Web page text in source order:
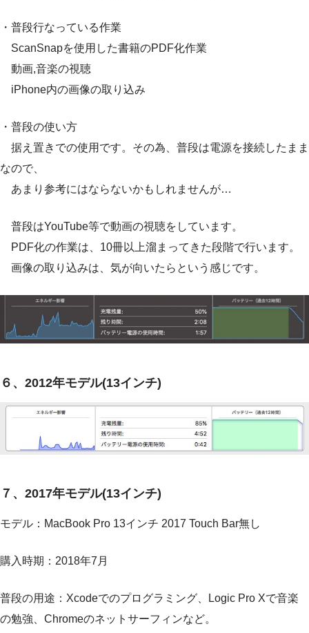
・普段行なっている作業
ScanSnapを使用した書籍のPDF化作業
動画,音楽の視聴
iPhone内の画像の取り込み
・普段の使い方
据え置きでの使用です。その為、普段は電源を接続したまま
なので、
あまり参考にはならないかもしれませんが…
普段はYouTube等で動画の視聴をしています。
PDF化の作業は、10冊以上溜まってきた段階で行います。
画像の取り込みは、気が向いたらという感じです。
６、2012年モデル(13インチ)
７、2017年モデル(13インチ)
モデル：MacBook Pro 13インチ 2017 Touch Bar無し
購入時期：2018年7月
普段の用途：Xcodeでのプログラミング、Logic Pro Xで音楽
の勉強、Chromeのネットサーフィンなど。